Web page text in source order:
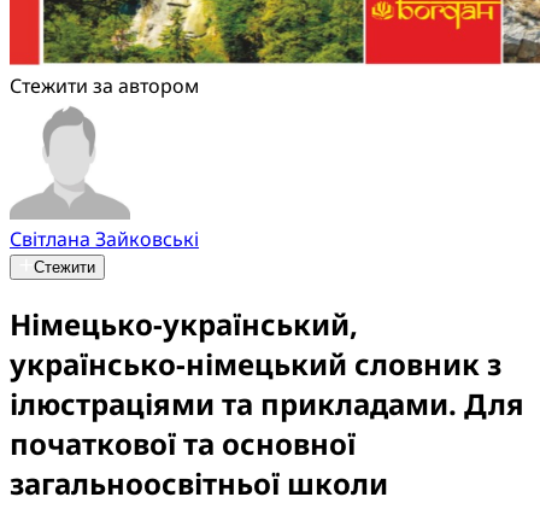
Стежити за автором
Світлана Зайковські
Стежити
Німецько-український,
українсько-німецький словник з
ілюстраціями та прикладами. Для
початкової та основної
загальноосвітньої школи